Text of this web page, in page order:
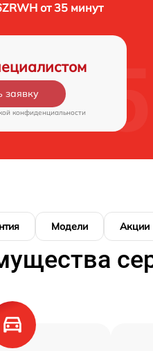
от 35 минут
заявку
конфиденциальности
Модели Акции